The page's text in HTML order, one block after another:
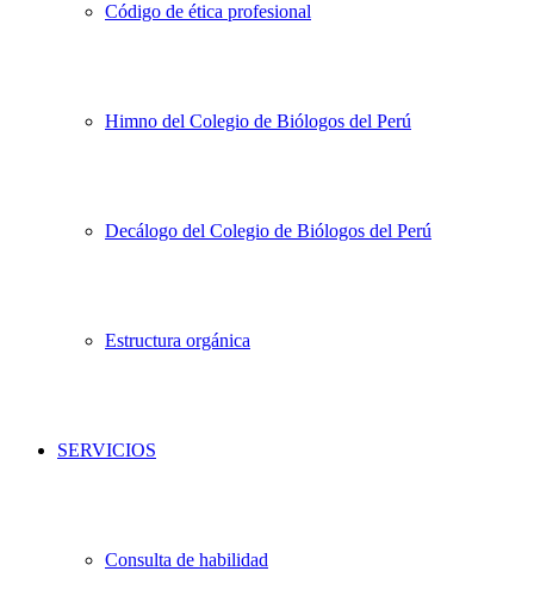
Código de ética profesional
Himno del Colegio de Biólogos del Perú
Decálogo del Colegio de Biólogos del Perú
Estructura orgánica
SERVICIOS
Consulta de habilidad